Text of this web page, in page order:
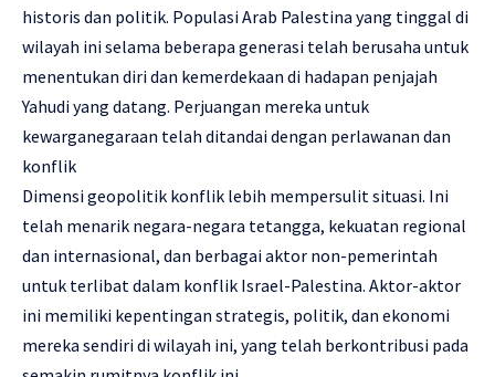
historis dan politik. Populasi Arab Palestina yang tinggal di
wilayah ini selama beberapa generasi telah berusaha untuk
menentukan diri dan kemerdekaan di hadapan penjajah
Yahudi yang datang. Perjuangan mereka untuk
kewarganegaraan telah ditandai dengan perlawanan dan
konflik
Dimensi geopolitik konflik lebih mempersulit situasi. Ini
telah menarik negara-negara tetangga, kekuatan regional
dan internasional, dan berbagai aktor non-pemerintah
untuk terlibat dalam konflik Israel-Palestina. Aktor-aktor
ini memiliki kepentingan strategis, politik, dan ekonomi
mereka sendiri di wilayah ini, yang telah berkontribusi pada